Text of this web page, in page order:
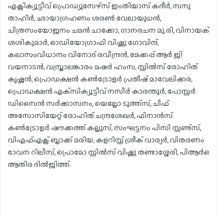
എക്സിക്യൂട്ടീവ് പ്രൊഡ്യൂസേഴ്സ് ഇംതിയാസ് കദീർ, സനു
താഹിർ, ഛായാഗ്രഹണം ശരൺ വേലായുധൻ,
ചിത്രസംയോജനം ചമൻ ചാക്കോ, ഗാനരചന മു.രി, വിനായക്
ശശികുമാർ, ഓഡിയോഗ്രാഫി വിഷ്ണു ഗോവിന്ദ്,
കലാസംവിധാനം വിനോദ് രവീന്ദ്രൻ, മേക്കപ്പ് ആർ ജി
വയനാടൻ, വസ്ത്രാലങ്കാരം മഷർ ഹംസ, സ്റ്റിൽസ് രോഹിത്
കൃഷ്ണൻ, പ്രൊഡക്ഷൻ കൺട്രോളർ പ്രതീഷ് മാവേലിക്കര,
പ്രൊഡക്ഷൻ എക്‌സിക്യൂട്ടീവ് നസീർ കാരന്തൂർ, പോസ്റ്റർ
ഡിസൈൻ സര്‍ക്കാസനം, യെല്ലോ ടൂത്ത്സ്, ചീഫ്
അസോസിയേറ്റ് രോഹിത് ചന്ദ്രശേഖർ, ഫിനാൻസ്
കൺട്രോളർ ഷൗക്കത്ത് കല്ലൂസ്, സംഘട്ടനം പിസി സ്റ്റണ്ട്സ്,
വിഎഫ്എക്സ് ബ്ലാക്ക് മരിയ, കളറിസ്റ്റ് ശ്രീക് വാര്യര്‍, വിതരണം
ഭാവന റിലീസ്, പ്രൊമോ സ്റ്റിൽസ് വിഷ്ണു തണ്ടാശ്ശേരി, പിആർഒ
ആതിര ദിൽജിത്ത്.